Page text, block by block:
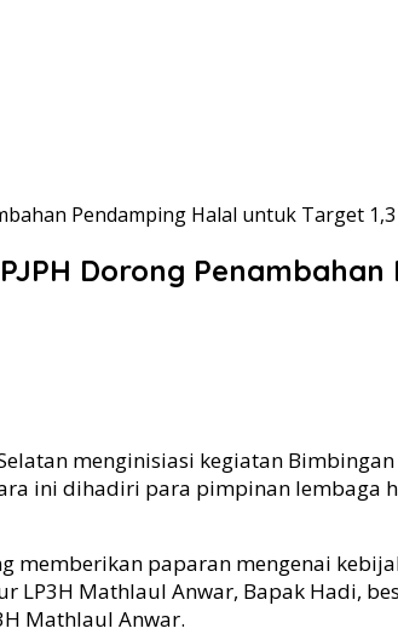
Pendamping Halal untuk Target
Dorong
menginisiasi kegiatan
ini dihadiri para pimpinan lembaga
memberikan paparan mengenai
Mathlaul Anwar, Bapak Hadi,
Mathlaul Anwar.